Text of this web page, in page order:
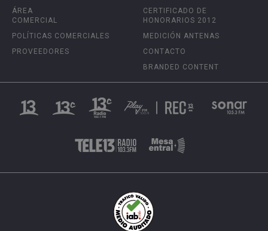
ÁREA
COMERCIAL
POLÍTICAS COMERCIALES
PROVEEDORES
CERTIFICADO DE
HONORARIOS 2012
MEDICIÓN ANTENAS
CONTACTO
BRANDED CONTENT